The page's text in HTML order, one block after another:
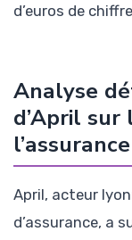
d’euros de
Analyse
d’April
l’assurance
April, acteur
d’assurance, a